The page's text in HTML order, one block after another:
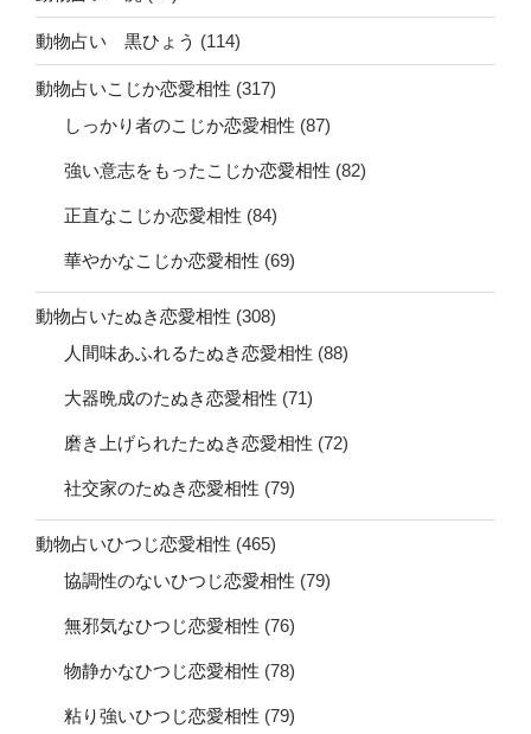
動物占い 黒ひょう (114)
動物占いこじか恋愛相性 (317)
しっかり者のこじか恋愛相性 (87)
強い意志をもったこじか恋愛相性 (82)
正直なこじか恋愛相性 (84)
華やかなこじか恋愛相性 (69)
動物占いたぬき恋愛相性 (308)
人間味あふれるたぬき恋愛相性 (88)
大器晩成のたぬき恋愛相性 (71)
磨き上げられたたぬき恋愛相性 (72)
社交家のたぬき恋愛相性 (79)
動物占いひつじ恋愛相性 (465)
協調性のないひつじ恋愛相性 (79)
無邪気なひつじ恋愛相性 (76)
物静かなひつじ恋愛相性 (78)
粘り強いひつじ恋愛相性 (79)